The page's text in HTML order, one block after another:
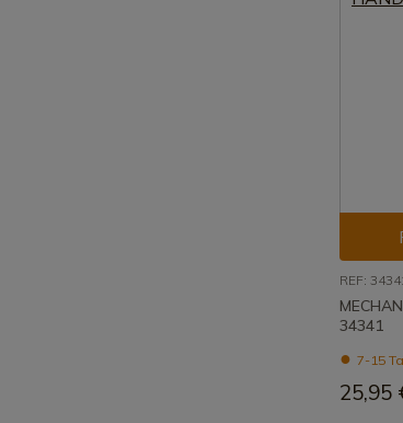
REF:
34341
7-15
25,95